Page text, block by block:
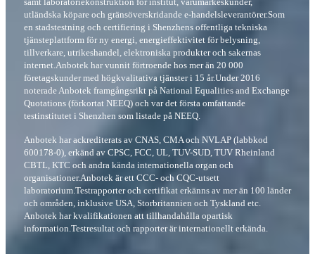
utländska köpare och gränsöverskridande e-handelsleverantörer.Som
en stadstestning och certifiering i Shenzhens offentliga tekniska
tjänsteplattform för ny energi, energieffektivitet för belysning,
tillverkare, utrikeshandel, elektroniska produkter och sakernas
internet.Anbotek har vunnit förtroende hos mer än 20 000
företagskunder med högkvalitativa tjänster i 15 år.Under 2016
noterade Anbotek framgångsrikt på National Equalities and Exchange
Quotations (förkortat NEEQ) och var det första omfattande
testinstitutet i Shenzhen som listade på NEEQ.
Anbotek har ackrediterats av CNAS, CMA och NVLAP (labbkod
600178-0), erkänd av CPSC, FCC, UL, TUV-SUD, TUV Rheinland
CBTL, KTC och andra kända internationella organ och
organisationer.Anbotek är ett CCC- och CQC-utsett
laboratorium.Testrapporter och certifikat erkänns av mer än 100 länder
och områden, inklusive USA, Storbritannien och Tyskland etc.
Anbotek har kvalifikationen att tillhandahålla opartisk
information.Testresultat och rapporter är internationellt erkända.